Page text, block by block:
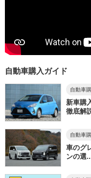
自動車購入ガイド
自動車
新車購
徹底解
自動車
車のグ
ンの選